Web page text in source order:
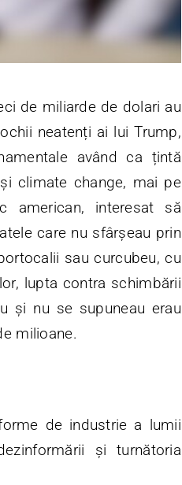
de miliarde de dolari au
neatenți ai lui Trump,
având ca țintă
climate change, mai pe
american, interesat să
care nu sfârșeau prin
sau curcubeu, cu
lupta contra schimbării
și nu se supuneau erau
milioane.
de industrie a lumii
și turnătoria